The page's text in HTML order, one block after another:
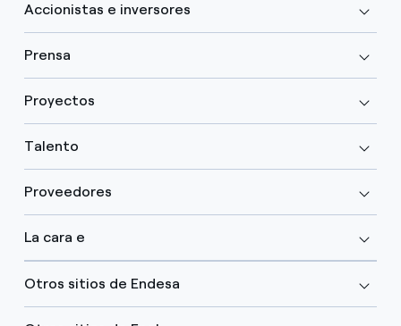
Accionistas e inversores
Prensa
Proyectos
Talento
Proveedores
La cara e
Otros sitios de Endesa